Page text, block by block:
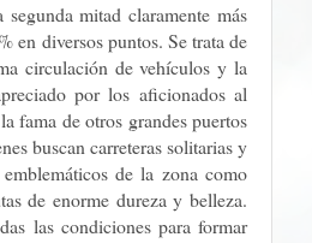
mitad claramente más
en diversos puntos. Se trata de
circulación de vehículos y la
por los aficionados al
fama de otros grandes puertos
buscan carreteras solitarias y
de la zona como
de enorme dureza y belleza.
las condiciones para formar